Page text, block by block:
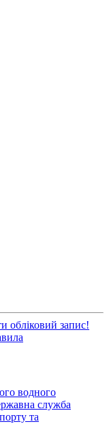
обліковий запис!
водного
служба
та